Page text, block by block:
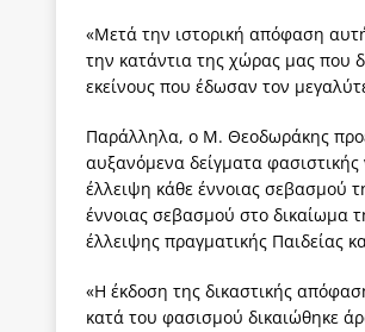
«Μετά την ιστορική απόφαση
την κατάντια της χώρας μας που
εκείνους που έδωσαν τον
Παράλληλα, ο Μ. Θεοδωράκης
αυξανόμενα δείγματα
έλλειψη κάθε έννοιας σεβασμού
έννοιας σεβασμού στο δικαίωμα
έλλειψης πραγματικής Παιδείας
«Η έκδοση της δικαστικής
κατά του φασισμού δικαιώθηκε